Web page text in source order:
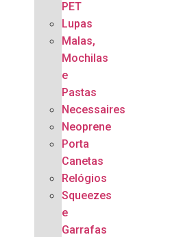
PET
Lupas
Malas,
Mochilas
e
Pastas
Necessaires
Neoprene
Porta
Canetas
Relógios
Squeezes
e
Garrafas